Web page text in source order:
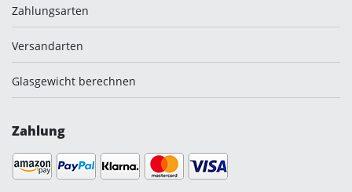
Zahlungsarten
Versandarten
Glasgewicht berechnen
Zahlung